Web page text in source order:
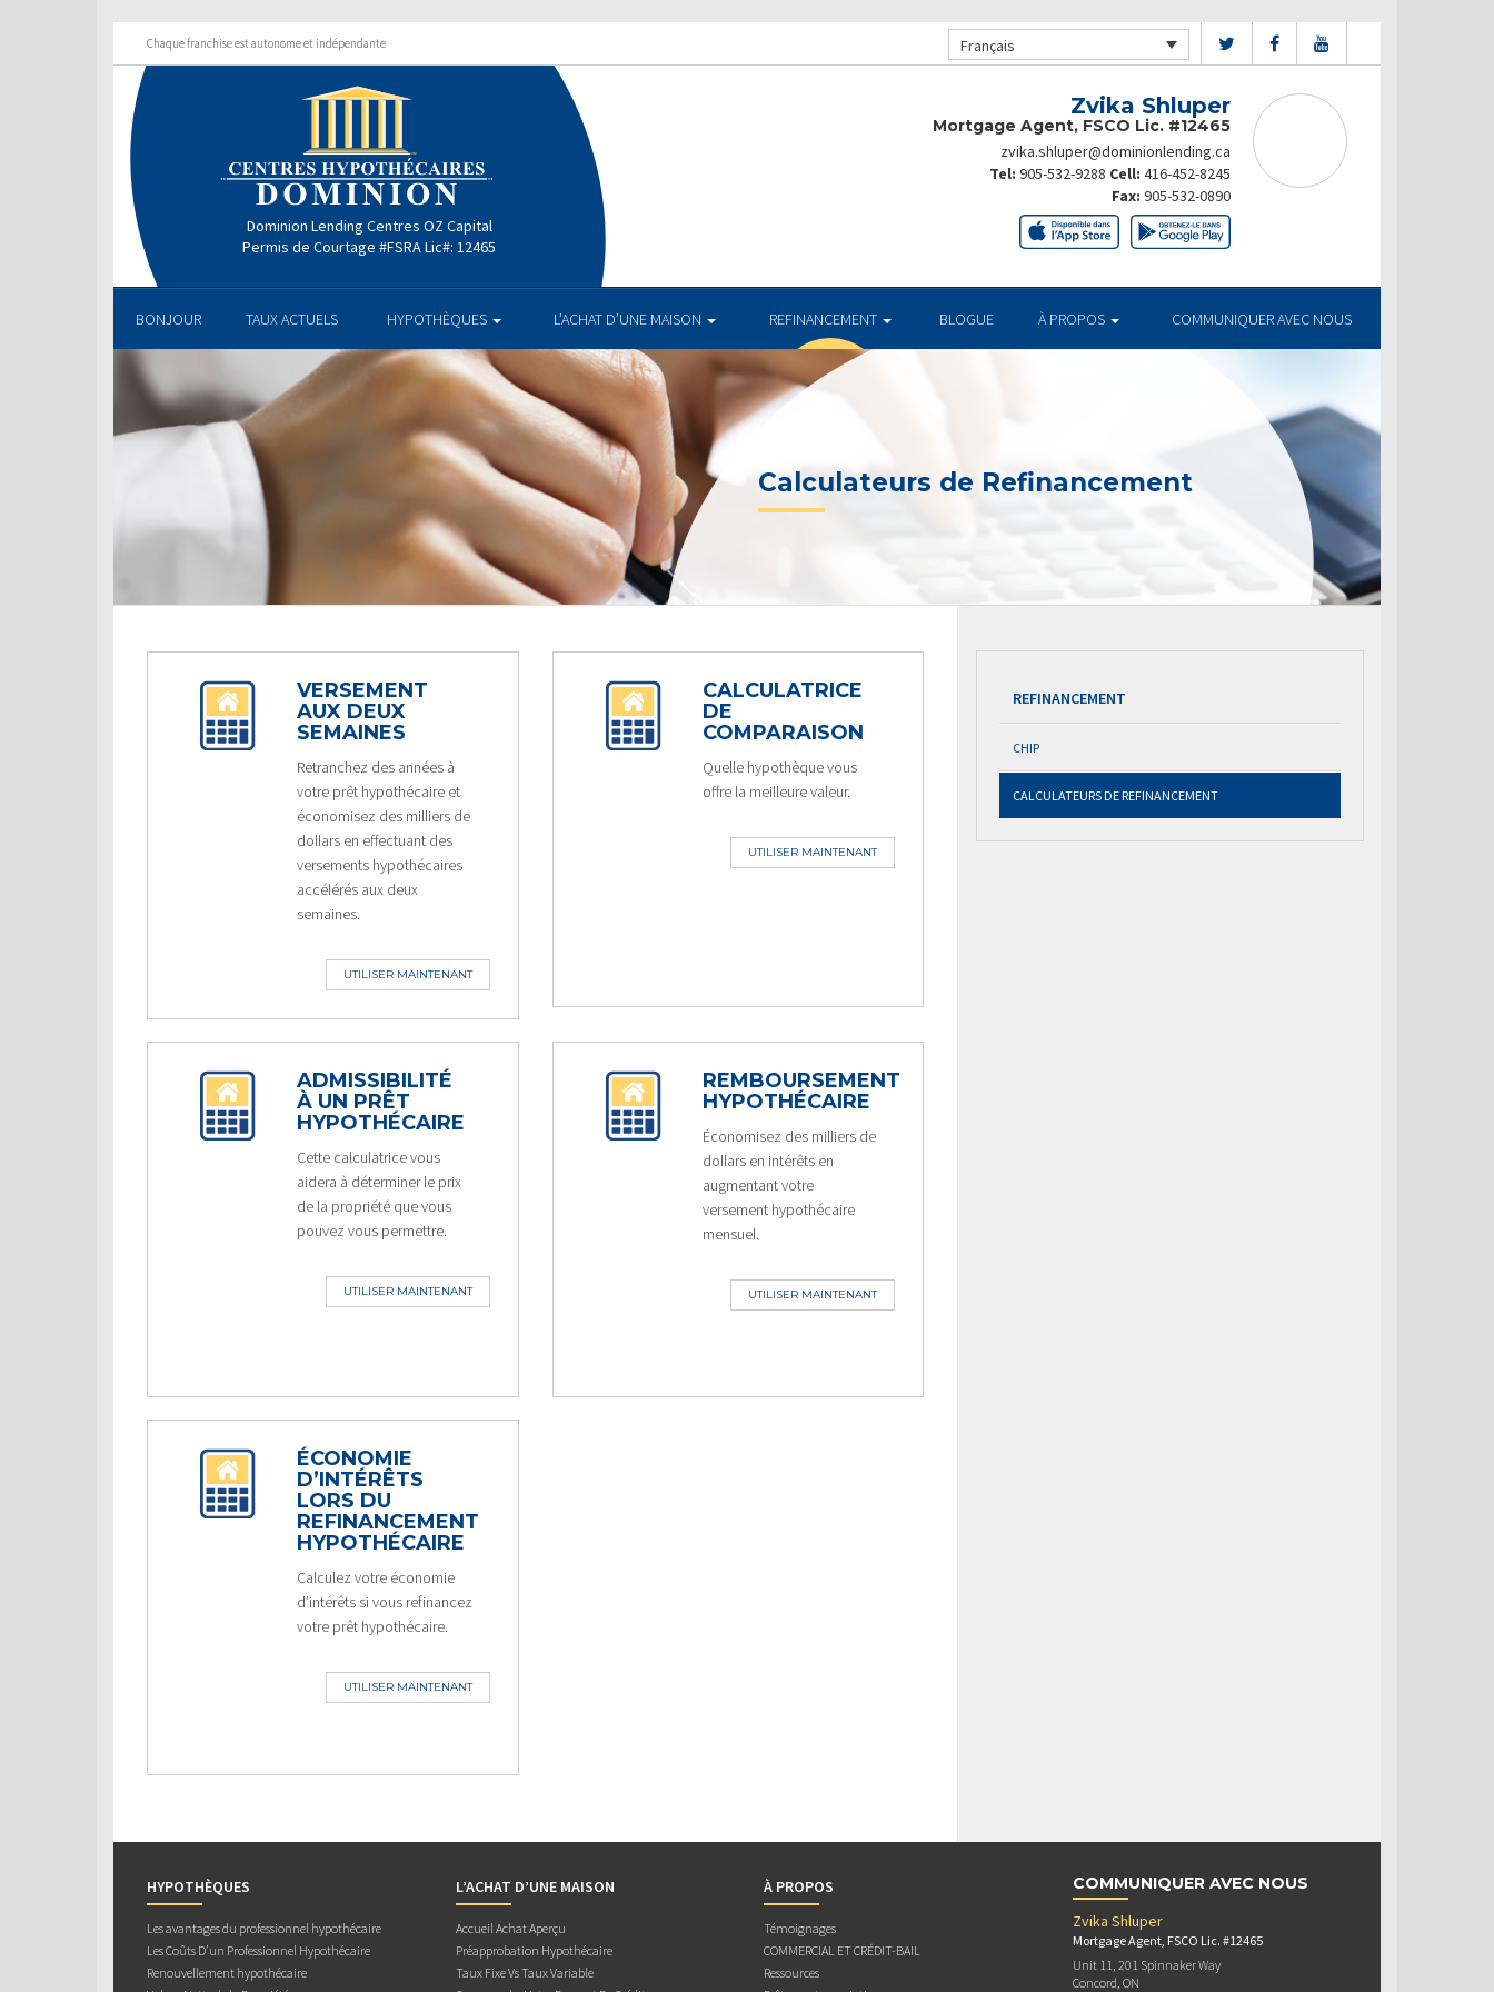
Chaque franchise est autonome et indépendante Français
Dominion Lending Centres OZ Capital
Permis de Courtage #FSRA Lic#: 12465
Zvika Shluper
Mortgage Agent, FSCO Lic. #12465
zvika.shluper@dominionlending.ca
Tel: 905-532-9288 Cell: 416-452-8245
Fax: 905-532-0890
BONJOUR TAUX ACTUELS HYPOTHÈQUES L’ACHAT D’UNE MAISON REFINANCEMENT BLOGUE À PROPOS COMMUNIQUER AVEC NOUS
Calculateurs de Refinancement
VERSEMENT
AUX DEUX
SEMAINES
Retranchez des années à
votre prêt hypothécaire et
économisez des milliers de
dollars en effectuant des
versements hypothécaires
accélérés aux deux
semaines.
UTILISER MAINTENANT
CALCULATRICE
DE
COMPARAISON
Quelle hypothèque vous
offre la meilleure valeur.
UTILISER MAINTENANT
ADMISSIBILITÉ
À UN PRÊT
HYPOTHÉCAIRE
Cette calculatrice vous
aidera à déterminer le prix
de la propriété que vous
pouvez vous permettre.
UTILISER MAINTENANT
REMBOURSEMENT
HYPOTHÉCAIRE
Économisez des milliers de
dollars en intérêts en
augmentant votre
versement hypothécaire
mensuel.
UTILISER MAINTENANT
ÉCONOMIE
D’INTÉRÊTS
LORS DU
REFINANCEMENT
HYPOTHÉCAIRE
Calculez votre économie
d’intérêts si vous refinancez
votre prêt hypothécaire.
UTILISER MAINTENANT
REFINANCEMENT
CHIP
CALCULATEURS DE REFINANCEMENT
HYPOTHÈQUES
Les avantages du professionnel hypothécaire
Les Coûts D’un Professionnel Hypothécaire
Renouvellement hypothécaire
L’ACHAT D’UNE MAISON
Accueil Achat Aperçu
Préapprobation Hypothécaire
Taux Fixe Vs Taux Variable
À PROPOS
Témoignages
COMMERCIAL ET CRÉDIT-BAIL
Ressources
COMMUNIQUER AVEC NOUS
Zvika Shluper
Mortgage Agent, FSCO Lic. #12465
Unit 11, 201 Spinnaker Way
Concord, ON